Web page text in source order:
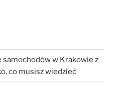
w Krakowie z
co musisz wiedzieć